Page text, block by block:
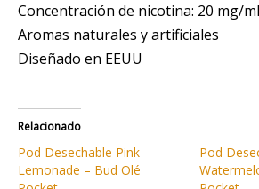
Concentración de nicotina: 20 mg/ml
Aromas naturales y artificiales
Diseñado en EEUU
Relacionado
Pod Desechable Pink
Lemonade – Bud Olé
Pod